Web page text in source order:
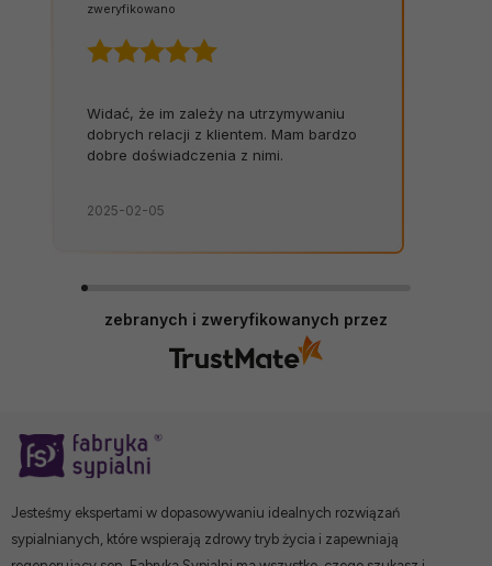
zweryfikowano
Widać, że im zależy na utrzymywaniu
dobrych relacji z klientem. Mam bardzo
dobre doświadczenia z nimi.
2025-02-05
zebranych i zweryfikowanych przez
Jesteśmy ekspertami w dopasowywaniu idealnych rozwiązań
sypialnianych, które wspierają zdrowy tryb życia i zapewniają